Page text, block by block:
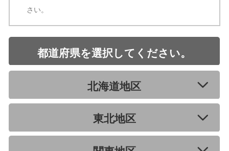
さい。
都道府県を選択してください。
北海道地区
東北地区